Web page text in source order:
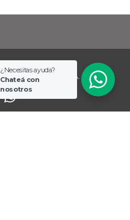
Av. Boedo 1266, CABA.
¿Necesitas ayuda?
Chateá con
nosotros